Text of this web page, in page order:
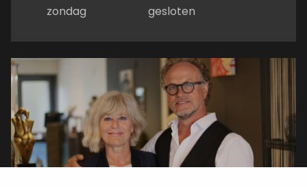
zondag
gesloten